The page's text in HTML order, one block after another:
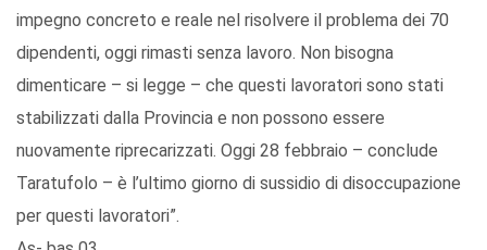
impegno concreto e reale nel risolvere il problema dei 70
dipendenti, oggi rimasti senza lavoro. Non bisogna
dimenticare – si legge – che questi lavoratori sono stati
stabilizzati dalla Provincia e non possono essere
nuovamente riprecarizzati. Oggi 28 febbraio – conclude
Taratufolo – è l’ultimo giorno di sussidio di disoccupazione
per questi lavoratori”.